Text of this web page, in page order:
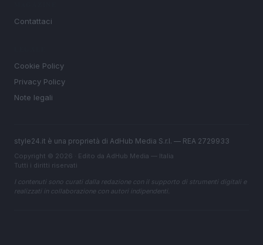
Contattaci
Cookie Policy
Privacy Policy
Note legali
style24.it è una proprietà di AdHub Media S.r.l. — REA 2729933
Copyright © 2026 · Edito da AdHub Media — Italia
Tutti i diritti riservati
I contenuti sono curati dalla redazione con il supporto di strumenti digitali e
realizzati in collaborazione con autori indipendenti.